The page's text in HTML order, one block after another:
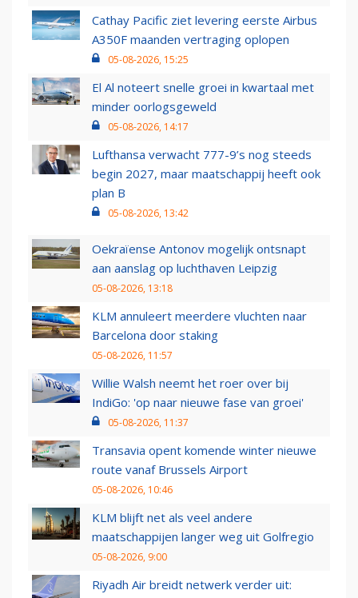
Cathay Pacific ziet levering eerste Airbus
A350F maanden vertraging oplopen
05-08-2026, 15:25
El Al noteert snelle groei in kwartaal met
minder oorlogsgeweld
05-08-2026, 14:17
Lufthansa verwacht 777-9’s nog steeds
begin 2027, maar maatschappij heeft ook
plan B
05-08-2026, 13:42
Oekraïense Antonov mogelijk ontsnapt
aan aanslag op luchthaven Leipzig
05-08-2026, 13:18
KLM annuleert meerdere vluchten naar
Barcelona door staking
05-08-2026, 11:57
Willie Walsh neemt het roer over bij
IndiGo: 'op naar nieuwe fase van groei'
05-08-2026, 11:37
Transavia opent komende winter nieuwe
route vanaf Brussels Airport
05-08-2026, 10:46
KLM blijft net als veel andere
maatschappijen langer weg uit Golfregio
05-08-2026, 9:00
Riyadh Air breidt netwerk verder uit: